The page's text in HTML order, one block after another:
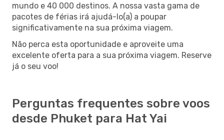
mundo e 40 000 destinos. A nossa vasta gama de
pacotes de férias irá ajudá-lo(a) a poupar
significativamente na sua próxima viagem.
Não perca esta oportunidade e aproveite uma
excelente oferta para a sua próxima viagem. Reserve
já o seu voo!
Perguntas frequentes sobre voos
desde Phuket para Hat Yai